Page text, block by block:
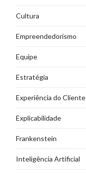
Cultura
Empreendedorismo
Equipe
Estratégia
Experiência do Cliente
Explicabilidade
Frankenstein
Inteligência Artificial